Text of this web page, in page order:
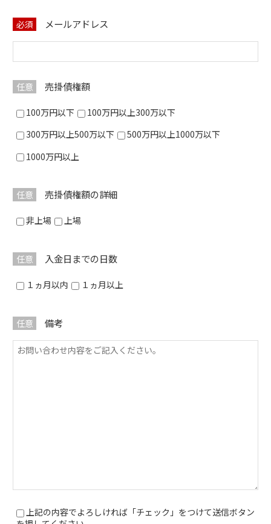
必須 メールアドレス
任意 売掛債権額
100万円以下
100万円以上300万以下
300万円以上500万以下
500万円以上1000万以下
1000万円以上
任意 売掛債権額の詳細
非上場 上場
任意 入金日までの日数
１ヵ月以内 １ヵ月以上
任意 備考
上記の内容でよろしければ「チェック」をつけて送信ボタン